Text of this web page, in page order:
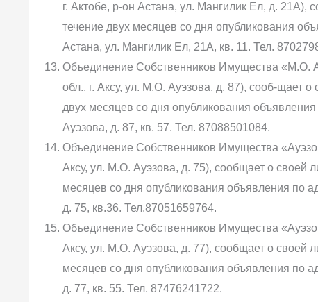
г. Актобе, р-он Астана, ул. Мангилик Ел, д.
течение двух месяцев со дня опубликования
Астана, ул. Мангилик Ел, 21А, кв. 11. Тел.
Объединение Собственников Имущества «М.О.
обл., г. Аксу, ул. М.О. Ауэзова, д. 87), сооб-щает
двух месяцев со дня опубликования
Ауэзова, д. 87, кв. 57. Тел. 87088501084.
Объединение Собственников Имущества
Аксу, ул. М.О. Ауэзова, д. 75), сообщает о своей
месяцев со дня опубликования объявления по
д. 75, кв.36. Тел.87051659764.
Объединение Собственников Имущества
Аксу, ул. М.О. Ауэзова, д. 77), сообщает о своей
месяцев со дня опубликования объявления по
д. 77, кв. 55. Тел. 87476241722.